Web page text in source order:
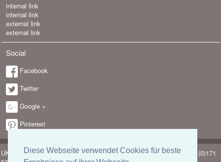
Diese Webseite verwendet Cookies für beste
internal link
internal link
external link
external link
Social
Facebook
Twitter
Google +
Pinterest
UK-electronic Jonas Lauer Ringstrasse 8 66894 Krähenberg Tel. +49 (0)171